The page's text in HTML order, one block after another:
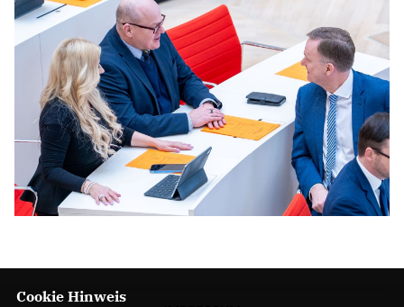
Cookie Hinweis